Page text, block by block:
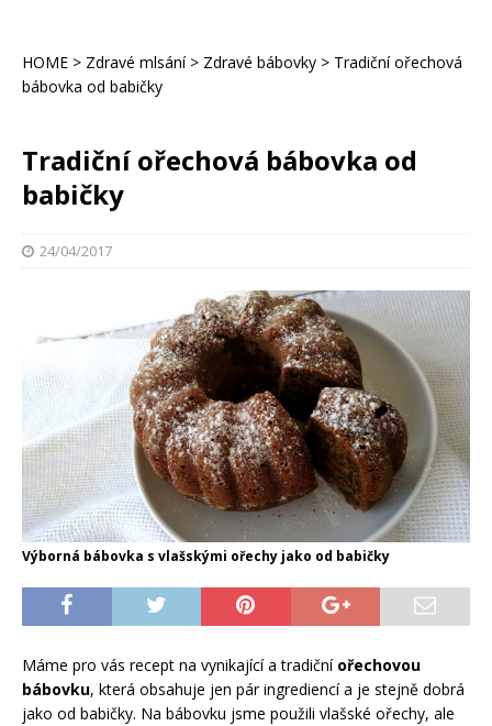
HOME > Zdravé mlsání> Zdravé bábovky > Tradiční ořechová
bábovka od babičky
Tradiční ořechová bábovka od
babičky
24/04/2017
Výborná bábovka s vlašskými ořechy jako od babičky
Máme pro vás recept na vynikající a tradiční ořechovou
bábovku, která obsahuje jen pár ingrediencí a je stejně dobrá
jako od babičky. Na bábovku jsme použili vlašské ořechy, ale